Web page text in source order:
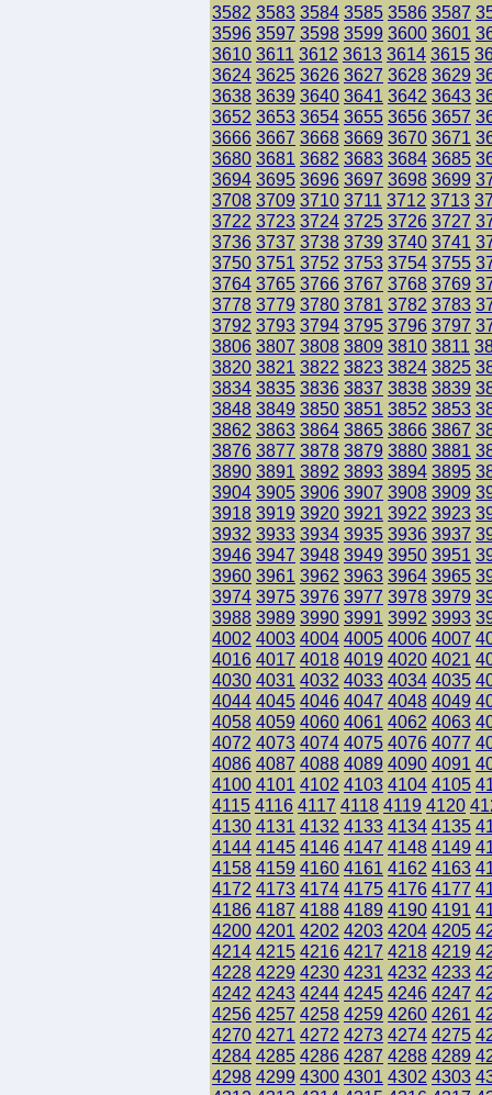
3582 3583 3584 3585 3586 3587
3596 3597 3598 3599 3600 3601
3610 3611 3612 3613 3614 3615
3624 3625 3626 3627 3628 3629
3638 3639 3640 3641 3642 3643
3652 3653 3654 3655 3656 3657
3666 3667 3668 3669 3670 3671
3680 3681 3682 3683 3684 3685
3694 3695 3696 3697 3698 3699
3708 3709 3710 3711 3712 3713
3722 3723 3724 3725 3726 3727
3736 3737 3738 3739 3740 3741
3750 3751 3752 3753 3754 3755
3764 3765 3766 3767 3768 3769
3778 3779 3780 3781 3782 3783
3792 3793 3794 3795 3796 3797
3806 3807 3808 3809 3810 3811
3820 3821 3822 3823 3824 3825
3834 3835 3836 3837 3838 3839
3848 3849 3850 3851 3852 3853
3862 3863 3864 3865 3866 3867
3876 3877 3878 3879 3880 3881
3890 3891 3892 3893 3894 3895
3904 3905 3906 3907 3908 3909
3918 3919 3920 3921 3922 3923
3932 3933 3934 3935 3936 3937
3946 3947 3948 3949 3950 3951
3960 3961 3962 3963 3964 3965
3974 3975 3976 3977 3978 3979
3988 3989 3990 3991 3992 3993
4002 4003 4004 4005 4006 4007
4016 4017 4018 4019 4020 4021
4030 4031 4032 4033 4034 4035
4044 4045 4046 4047 4048 4049
4058 4059 4060 4061 4062 4063
4072 4073 4074 4075 4076 4077
4086 4087 4088 4089 4090 4091
4100 4101 4102 4103 4104 4105
4115 4116 4117 4118 4119 4120
4130 4131 4132 4133 4134 4135
4144 4145 4146 4147 4148 4149
4158 4159 4160 4161 4162 4163
4172 4173 4174 4175 4176 4177
4186 4187 4188 4189 4190 4191
4200 4201 4202 4203 4204 4205
4214 4215 4216 4217 4218 4219
4228 4229 4230 4231 4232 4233
4242 4243 4244 4245 4246 4247
4256 4257 4258 4259 4260 4261
4270 4271 4272 4273 4274 4275
4284 4285 4286 4287 4288 4289
4298 4299 4300 4301 4302 4303